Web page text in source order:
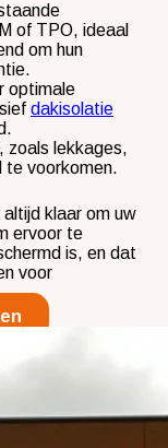
of TPO, ideaal
om hun
optimale
dakisolatie
zoals lekkages,
te voorkomen.
klaar om uw
ervoor te
is, en dat
voor